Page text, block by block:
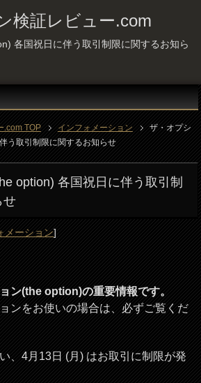
検証レビュー.com
各国祝日に伴う取引制限に関するお知ら
.com TOP インフォメーション
ザ・オプシ
う取引制限に関するお知らせ
option) 各国祝日に伴う取引制
せ
メーション]
ン(the option)の重要情報です。
ンをお使いの場合は、必ずご覧くだ
、4月13日 (月) はお取引に制限が発